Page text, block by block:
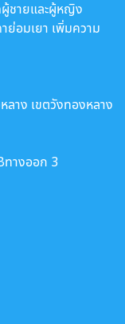
ผู้ชายและผู้หญิง
อมเยา เพิ่มความ
าง เขตวังทองหลาง
ทางออก 3